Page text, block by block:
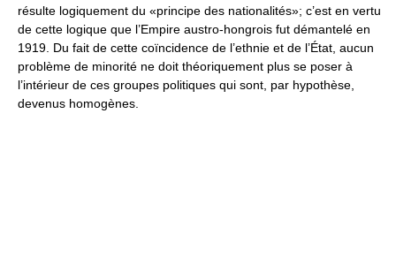
résulte logiquement du «principe des nationalités»; c’est en vertu
de cette logique que l’Empire austro-hongrois fut démantelé en
1919. Du fait de cette coïncidence de l’ethnie et de l’État, aucun
problème de minorité ne doit théoriquement plus se poser à
l’intérieur de ces groupes politiques qui sont, par hypothèse,
devenus homogènes.